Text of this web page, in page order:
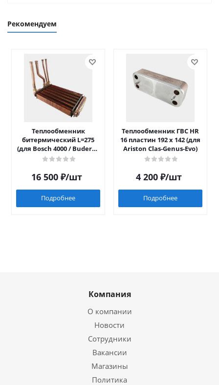
Рекомендуем
Теплообменник
битермический L=275
(для Bosch 4000 / Buderus
042)
16 500₽/шт
Подробнее
Теплообменник ГВС HR
16 пластин 192 x 142 (для
Ariston Clas-Genus-Evo)
4 200₽/шт
Подробнее
Компания
О компании
Новости
Сотрудники
Вакансии
Магазины
Политика